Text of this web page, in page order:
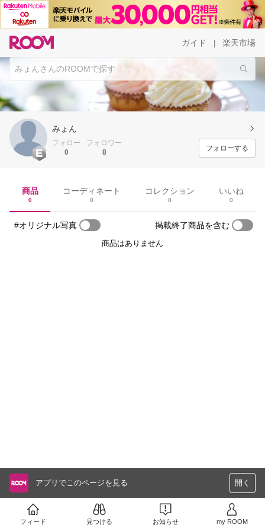
ガイド 楽天市場
みょん
フォロー
0
フォロワー
8
フォローする
商品
0
コーディネート
0
コレクション
0
いいね
0
#オリジナル写真 掲載終了商品を含む
商品はありません
アプリでこのページを見る 開く
フィード 見つける お知らせ my ROOM